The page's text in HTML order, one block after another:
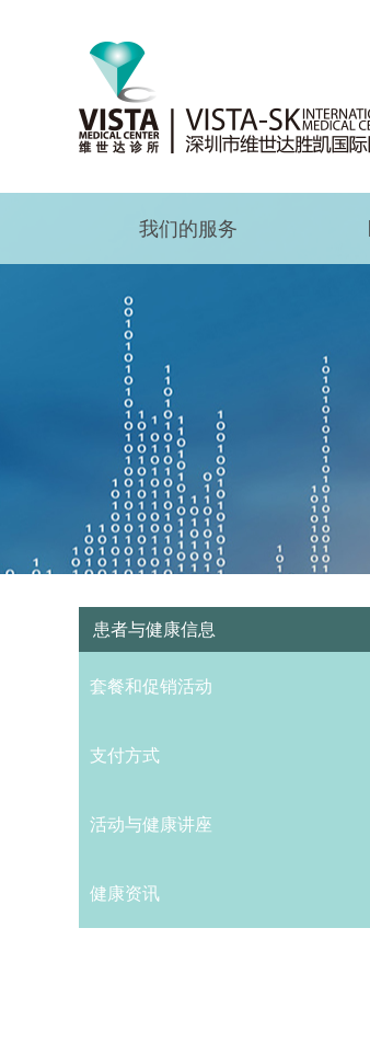
我们的服务
患者与健康信息
套餐和促销活动
支付方式
活动与健康讲座
健康资讯